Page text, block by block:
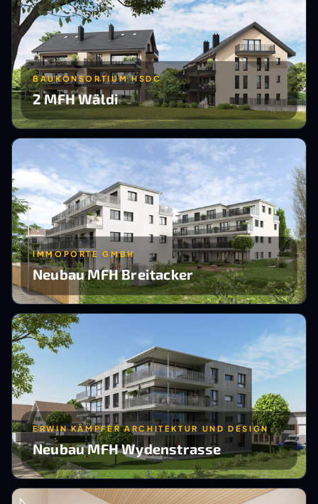
BAUKONSORTIUM HSDC
2 MFH Wäldi
IMMOPORTE GMBH
Neubau MFH Breitacker
ERWIN KÄMPFER ARCHITEKTUR UND DESIGN
Neubau MFH Wydenstrasse